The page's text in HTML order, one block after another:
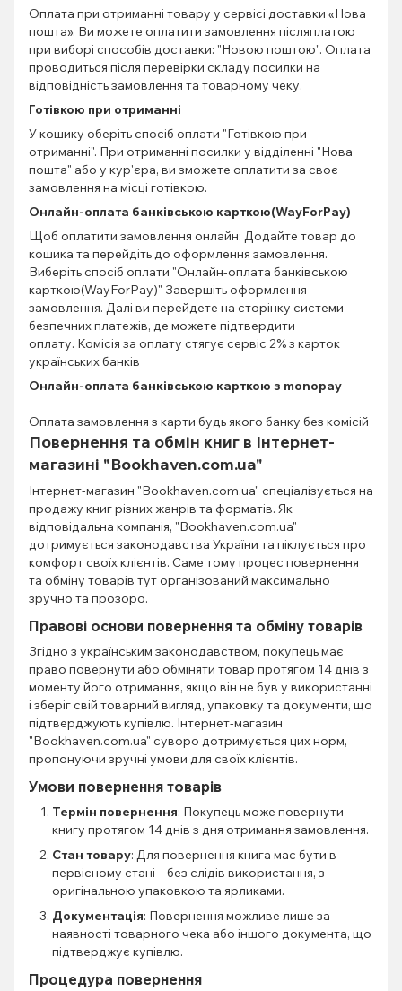
Оплата при отриманні товару у сервісі доставки «Нова
пошта». Ви можете оплатити замовлення післяплатою
при виборі способів доставки: "Новою поштою". Оплата
проводиться після перевірки складу посилки на
відповідність замовлення та товарному чеку.
Готівкою при отриманні
У кошику оберіть спосіб оплати "Готівкою при
отриманні". При отриманні посилки у відділенні "Нова
пошта" або у кур'єра, ви зможете оплатити за своє
замовлення на місці готівкою.
Онлайн-оплата банківською карткою(WayForPay)
Щоб оплатити замовлення онлайн: Додайте товар до
кошика та перейдіть до оформлення замовлення.
Виберіть спосіб оплати "Онлайн-оплата банківською
карткою(WayForPay)" Завершіть оформлення
замовлення. Далі ви перейдете на сторінку системи
безпечних платежів, де можете підтвердити
оплату. Комісія за оплату стягує сервіс 2% з карток
українських банків
Онлайн-оплата банківською карткою з monopay
Оплата замовлення з карти будь якого банку без комісій
Повернення та обмін книг в Інтернет-
магазині "Bookhaven.com.ua"
Інтернет-магазин "Bookhaven.com.ua" спеціалізується на
продажу книг різних жанрів та форматів. Як
відповідальна компанія, "Bookhaven.com.ua"
дотримується законодавства України та піклується про
комфорт своїх клієнтів. Саме тому процес повернення
та обміну товарів тут організований максимально
зручно та прозоро.
Правові основи повернення та обміну товарів
Згідно з українським законодавством, покупець має
право повернути або обміняти товар протягом 14 днів з
моменту його отримання, якщо він не був у використанні
і зберіг свій товарний вигляд, упаковку та документи, що
підтверджують купівлю. Інтернет-магазин
"Bookhaven.com.ua" суворо дотримується цих норм,
пропонуючи зручні умови для своїх клієнтів.
Умови повернення товарів
Термін повернення: Покупець може повернути
книгу протягом 14 днів з дня отримання замовлення.
Стан товару: Для повернення книга має бути в
первісному стані – без слідів використання, з
оригінальною упаковкою та ярликами.
Документація: Повернення можливе лише за
наявності товарного чека або іншого документа, що
підтверджує купівлю.
Процедура повернення